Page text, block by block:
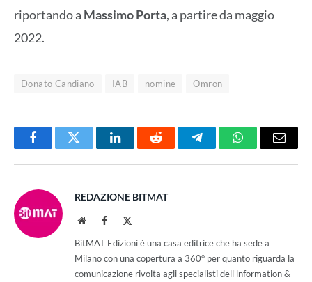
riportando a Massimo Porta, a partire da maggio
2022.
Donato Candiano IAB nomine Omron
FacebookTwitter LinkedInReddit TelegramWhatsAppEmail
REDAZIONE BITMAT
WebsiteFacebook
BitMAT Edizioni è una casa editrice che ha sede a
Milano con una copertura a 360° per quanto riguarda la
comunicazione rivolta agli specialisti dell'lnformation &